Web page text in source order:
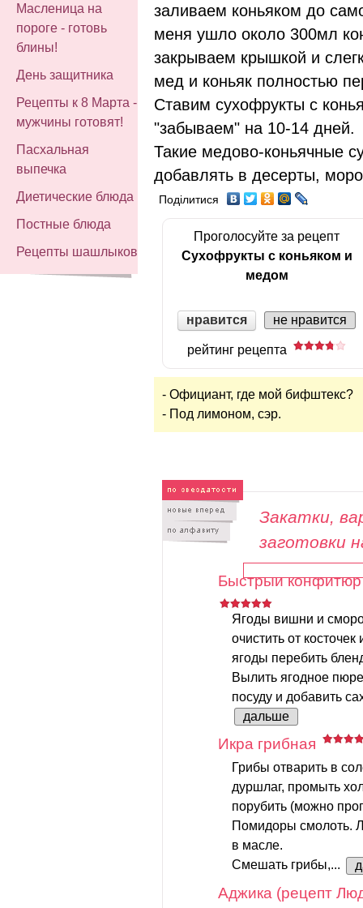
Масленица на
пороге - готовь
блины!
День защитника
Рецепты к 8 Марта -
мужчины готовят!
Пасхальная
выпечка
Диетические блюда
Постные блюда
Рецепты шашлыков
заливаем коньяком до
меня ушло около 300мл
закрываем крышкой и
мед и коньяк полностью
Ставим сухофрукты с
"забываем" на 10-14 дней.
Такие медово-коньячные
добавлять в десерты,
Поділитися
Проголосуйте за рецепт
Сухофрукты с коньяком и
медом
нравится не нравится
рейтинг рецепта
- Официант, где мой бифштекс?
- Под лимоном, сэр.
Закатки,
заготовки
Быстрый
Ягоды вишни и
очистить от
ягоды перебить
Вылить ягодное
посуду и добавить
дальше
Икра грибная
Грибы отварить в
дуршлаг, промыть
порубить (можно
Помидоры смолоть.
в масле.
Смешать грибы,...
Аджика (рецепт